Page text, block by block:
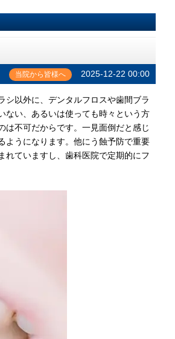
当院から皆様へ 2025-12-22 00:00
以外に、デンタルフロスや歯間ブラ
ない、あるいは使っても時々という方
は不可だからです。一見面倒だと感じ
ようになります。他にう蝕予防で重要
れていますし、歯科医院で定期的にフ